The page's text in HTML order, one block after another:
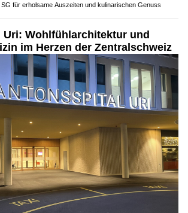
für erholsame Auszeiten und kulinarischen Genuss
Uri: Wohlfühlarchitektur und
im Herzen der Zentralschweiz